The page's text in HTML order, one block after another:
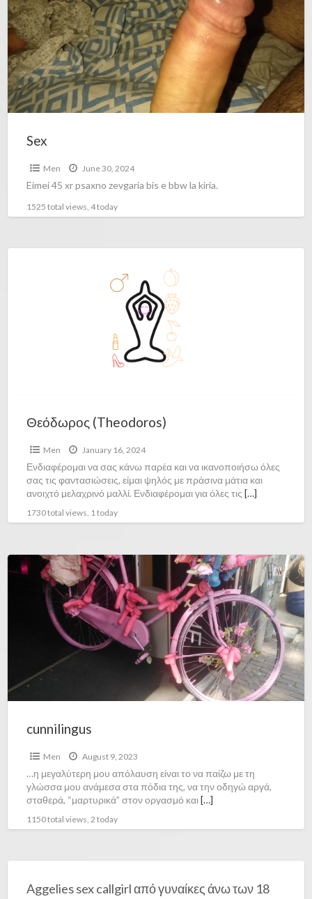
Sex
Men June 30, 2024
Eimei 45 xr psaxno zevgaria bis e bbw la kiria.
1525 total views, 4 today
Θεόδωρος (Theodoros)
Men January 16, 2024
Ενδιαφέρομαι να σας κάνω παρέα και να ικανοποιήσω όλες
σας τις φαντασιώσεις, είμαι ψηλός με πράσινα μάτια και
ανοιχτό μελαχρινό μαλλί. Ενδιαφέρομαι για όλες τις […]
1730 total views, 1 today
cunnilingus
Men August 9, 2023
…η μεγαλύτερη μου απόλαυση είναι το να παίζω με τη
γλώσσα μου ανάμεσα στα πόδια της, να την οδηγώ αργά,
σταθερά, “μαρτυρικά” στον οργασμό και […]
1150 total views, 2 today
Aggelies sex callgirl από γυναίκες άνω των 18